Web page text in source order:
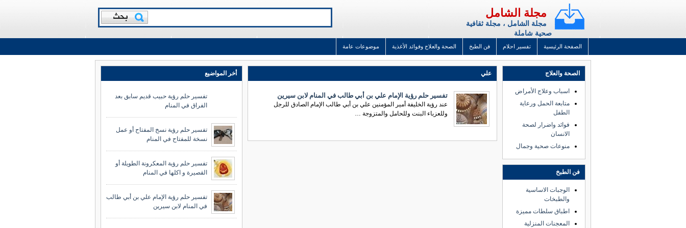
مجلة الشامل
مجلة الشامل ، مجلة ثقافية
صحية شاملة
الصفحة الرئيسية تفسير احلام فن الطبخ الصحة والعلاج وفوائد الأغذية موضوعات عامة
علي
تفسير حلم رؤية الإمام علي بن أبي طالب في المنام لابن سيرين
عند رؤية الخليفة أمير المؤمنين علي بن أبي طالب الإمام الصادق للرجل
وللعزباء البنت وللحامل والمتزوجة …
الصحة والعلاج
اسباب وعلاج الأمراض
متابعة الحمل ورعاية
الطفل
فوائد واضرار لصحة
الانسان
منوعات صحية وجمال
فن الطبخ
الوجبات الاساسية
والطبخات
اطباق سلطات مميزة
المعجنات المنزلية
أخر المواضيع
تفسير حلم رؤية حبيب قديم سابق بعد
الفراق في المنام
تفسير حلم رؤية نسخ المفتاح أو عمل
نسخة للمفتاح في المنام
تفسير حلم رؤية المعكرونة الطويلة أو
القصيرة و اكلها في المنام
تفسير حلم رؤية الإمام علي بن أبي طالب
في المنام لابن سيرين